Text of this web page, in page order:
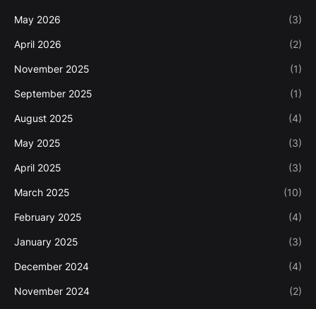
May 2026 (3)
April 2026 (2)
November 2025 (1)
September 2025 (1)
August 2025 (4)
May 2025 (3)
April 2025 (3)
March 2025 (10)
February 2025 (4)
January 2025 (3)
December 2024 (4)
November 2024 (2)